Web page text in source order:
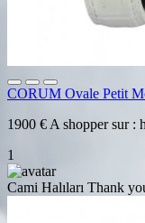
CORUM Ovale Petit
1900 € A shopper sur :
1
Cami Halıları Thank